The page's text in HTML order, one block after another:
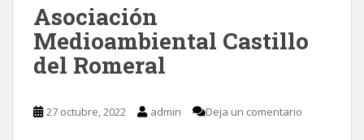
Asociación
Medioambiental Castillo
del Romeral
27 octubre, 2022 admin Deja un comentario